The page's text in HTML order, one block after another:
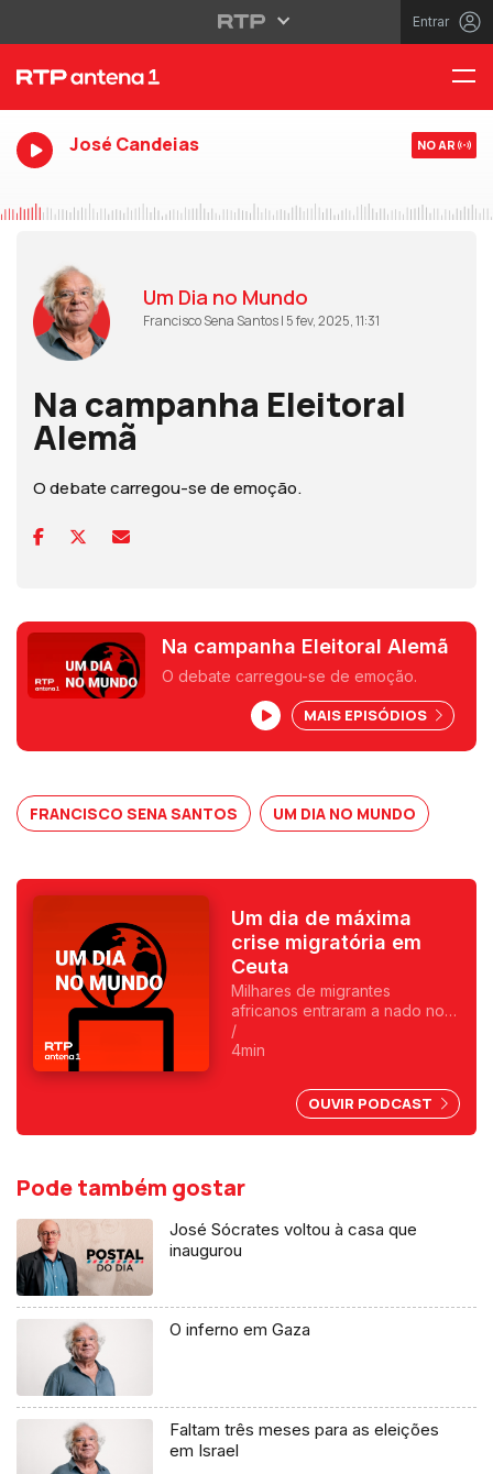
Entrar
José Candeias NO AR
Um Dia no Mundo
Francisco Sena Santos | 5 fev, 2025, 11:31
Na campanha Eleitoral
Alemã
O debate carregou-se de emoção.
Na campanha Eleitoral Alemã
O debate carregou-se de emoção.
MAIS EPISÓDIOS
FRANCISCO SENA SANTOS UM DIA NO MUNDO
Um dia de máxima
crise migratória em
Ceuta
Milhares de migrantes
africanos entraram a nado no
enclave espanhol. Fica
exposta uma chantagem
Ocidental. Uma crónica de
Francisco Sena Santos.
/
4min
OUVIR PODCAST
Pode também gostar
José Sócrates voltou à casa que
inaugurou
O inferno em Gaza
Faltam três meses para as eleições
em Israel